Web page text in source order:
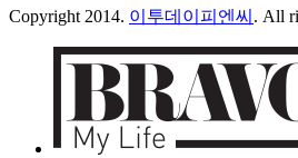
Copyright 2014. 이투데이피엔씨 . All